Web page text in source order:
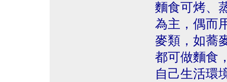
麵食可烤、
為主，偶而
麥類，如蕎
都可做麵食
自己生活環